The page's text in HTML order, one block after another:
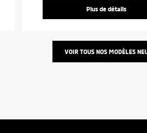
Plus de détails
VOIR TOUS NOS MODÈLES